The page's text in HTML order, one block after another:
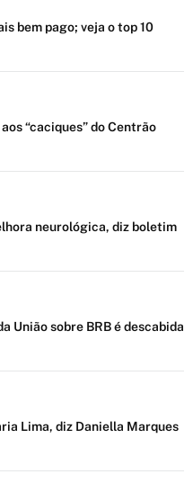
bem pago; veja o top 10
“caciques” do Centrão
neurológica, diz boletim
União sobre BRB é descabida
Lima, diz Daniella Marques